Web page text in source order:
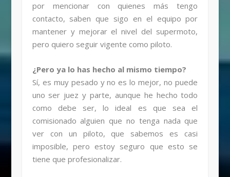
por mencionar con quienes más tengo
contacto, saben que sigo en el equipo por
mantener y mejorar el nivel del supermoto,
pero quiero seguir vigente como piloto.
¿Pero ya lo has hecho al mismo tiempo?
Sí, es muy pesado y no es lo mejor, no puede
uno ser juez y parte, aunque he hecho todo
como debe ser, lo ideal es que sea el
comisionado alguien que no tenga nada que
ver con un piloto, que sabemos es casi
imposible, pero estoy seguro que esto se
tiene que profesionalizar.